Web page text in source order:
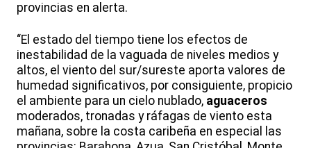
provincias en alerta.
“El estado del tiempo tiene los efectos de
inestabilidad de la vaguada de niveles medios y
altos, el viento del sur/sureste aporta valores de
humedad significativos, por consiguiente, propicio
el ambiente para un cielo nublado, aguaceros
moderados, tronadas y ráfagas de viento esta
mañana, sobre la costa caribeña en especial las